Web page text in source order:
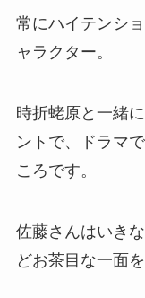
常にハイテンシ
ャラクター。
時折蛯原と一緒
ントで、ドラマ
ころです。
佐藤さんはいき
どお茶目な一面を